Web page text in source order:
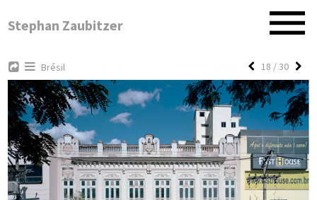
Stephan Zaubitzer
Brésil 18 / 30